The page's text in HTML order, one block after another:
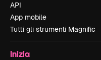
API
App mobile
Tutti gli strumenti Magnific
Inizia